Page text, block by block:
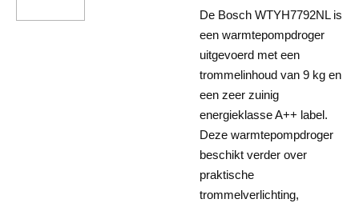
De Bosch WTYH7792NL is
een warmtepompdroger
uitgevoerd met een
trommelinhoud van 9 kg en
een zeer zuinig
energieklasse A++ label.
Deze warmtepompdroger
beschikt verder over
praktische
trommelverlichting,